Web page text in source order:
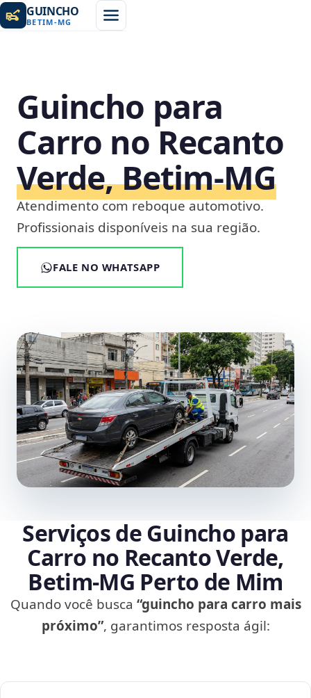
GUINCHO
BETIM-MG
Guincho para
Carro no Recanto
Verde, Betim‑MG
Atendimento com reboque automotivo.
Profissionais disponíveis na sua região.
FALE NO WHATSAPP
Serviços de Guincho para
Carro no Recanto Verde,
Betim‑MG Perto de Mim
Quando você busca “guincho para carro mais
próximo”, garantimos resposta ágil: